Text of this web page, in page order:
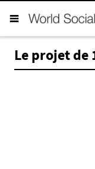
Le projet de